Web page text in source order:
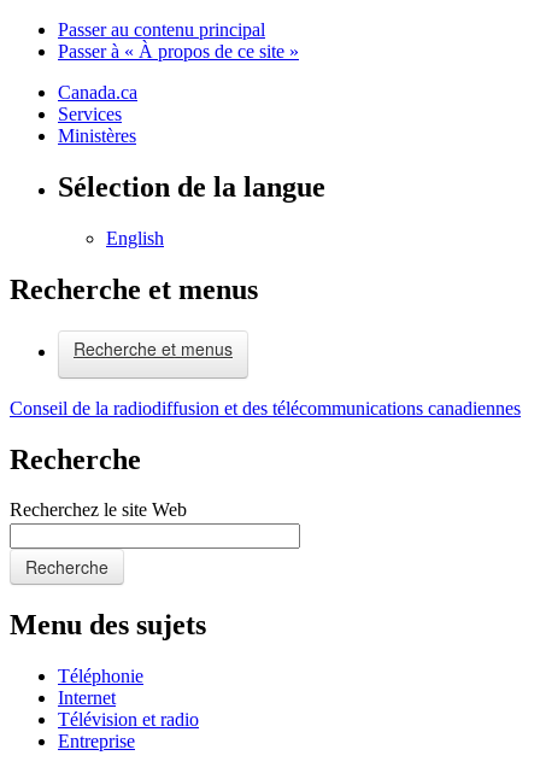
Passer au contenu principal
Passer à « À propos de ce site »
Canada.ca
Services
Ministères
Sélection de la langue
English
Recherche et menus
Recherche et menus
Conseil de la radiodiffusion et des télécommunications canadiennes
Recherche
Recherchez le site Web
Recherche
Menu des sujets
Téléphonie
Internet
Télévision et radio
Entreprise